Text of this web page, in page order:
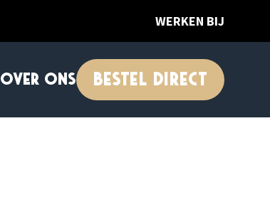
WERKEN BIJ
OVER ONS BESTEL DIRECT